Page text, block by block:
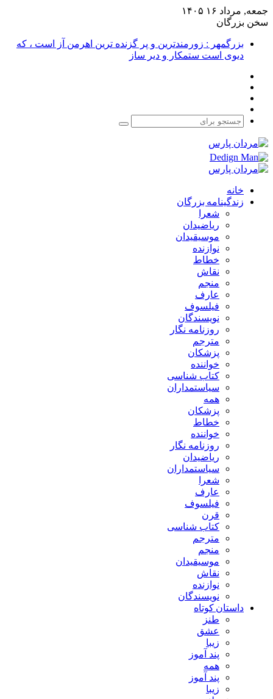
جمعه, مرداد ۱۶ ۱۴۰۵
سخن بزرگان
بزرگمهر : زورمندترین و پر گزنده ترین اهرمن آز است ، که
دیوی است ستمکار و دیر ساز
جستجو
خانه
زندگینامه بزرگان
شعرا
ریاضیدان
موسیقیدان
نوازنده
خطاط
نقاش
منجم
عارف
فیلسوف
نویسندگان
روزنامه نگار
مترجم
پزشکان
خواننده
کتاب شناسی
سیاستمداران
همه
پزشکان
خطاط
خواننده
روزنامه نگار
ریاضیدان
سیاستمداران
شعرا
عارف
فیلسوف
قرن
کتاب شناسی
مترجم
منجم
موسیقیدان
نقاش
نوازنده
نویسندگان
داستان کوتاه
طنز
عشق
زیبا
پند آموز
همه
پند آموز
زیبا